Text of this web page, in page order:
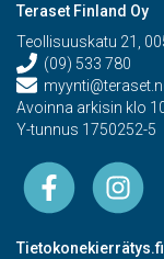
Teraset Finland Oy
Teollisuuskatu 21,
(09) 533 780
Avoinna arkisin klo
Y-tunnus 1750252-5
Tietokonekierrätys.fi